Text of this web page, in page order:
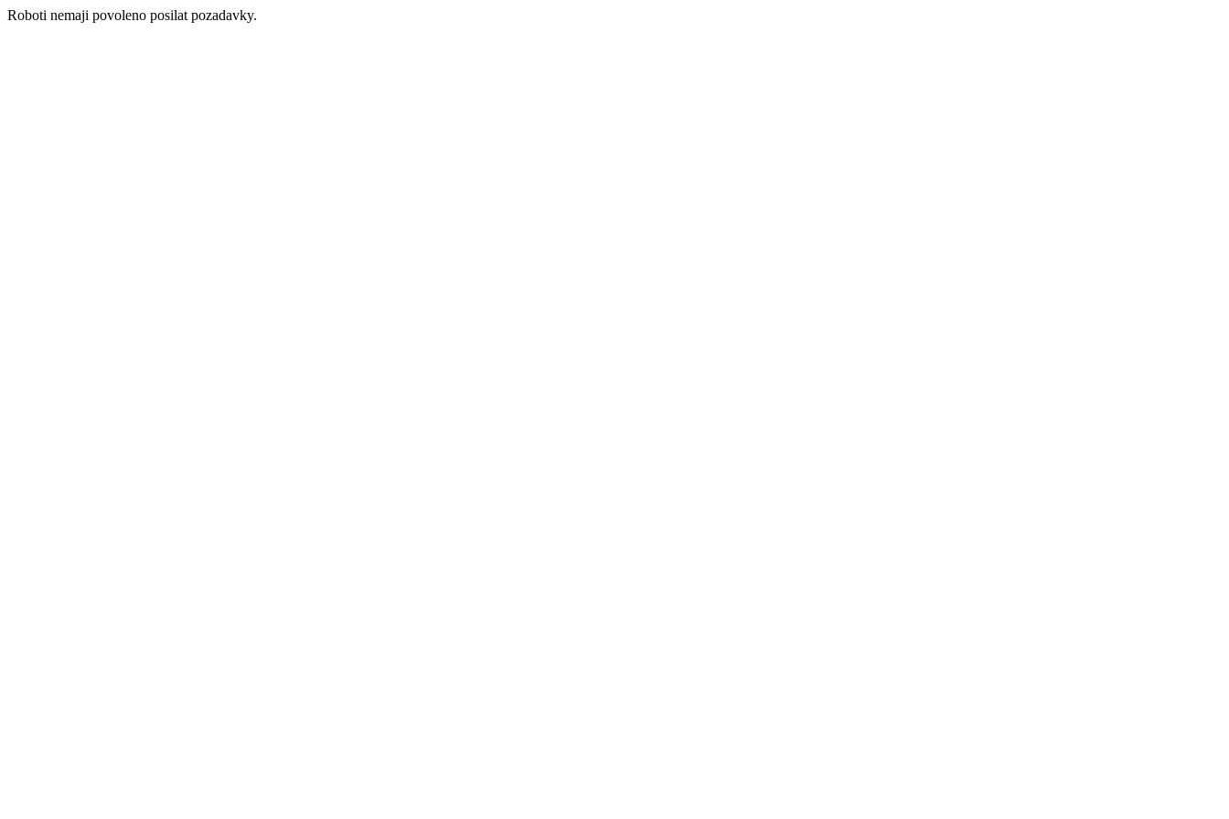
Roboti nemaji povoleno posilat pozadavky.